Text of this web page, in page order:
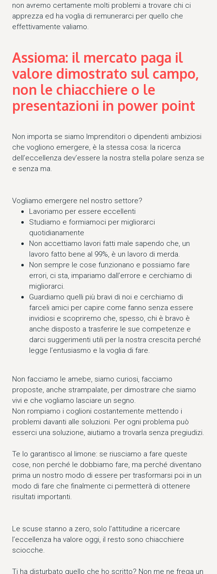
non avremo certamente molti problemi a trovare chi ci
apprezza ed ha voglia di remunerarci per quello che
effettivamente valiamo.
Assioma: il mercato paga il
valore dimostrato sul campo,
non le chiacchiere o le
presentazioni in power point
Non importa se siamo Imprenditori o dipendenti ambiziosi
che vogliono emergere, è la stessa cosa: la ricerca
dell’eccellenza dev’essere la nostra stella polare senza se
e senza ma.
Vogliamo emergere nel nostro settore?
Lavoriamo per essere eccellenti
Studiamo e formiamoci per migliorarci
quotidianamente
Non accettiamo lavori fatti male sapendo che, un
lavoro fatto bene al 99%, è un lavoro di merda.
Non sempre le cose funzionano e possiamo fare
errori, ci sta, impariamo dall’errore e cerchiamo di
migliorarci.
Guardiamo quelli più bravi di noi e cerchiamo di
farceli amici per capire come fanno senza essere
invidiosi e scopriremo che, spesso, chi è bravo è
anche disposto a trasferire le sue competenze e
darci suggerimenti utili per la nostra crescita perché
legge l’entusiasmo e la voglia di fare.
Non facciamo le amebe, siamo curiosi, facciamo
proposte, anche strampalate, per dimostrare che siamo
vivi e che vogliamo lasciare un segno.
Non rompiamo i coglioni costantemente mettendo i
problemi davanti alle soluzioni. Per ogni problema può
esserci una soluzione, aiutiamo a trovarla senza pregiudizi.
Te lo garantisco al limone: se riusciamo a fare queste
cose, non perché le dobbiamo fare, ma perché diventano
prima un nostro modo di essere per trasformarsi poi in un
modo di fare che finalmente ci permetterà di ottenere
risultati importanti.
Le scuse stanno a zero, solo l’attitudine a ricercare
l’eccellenza ha valore oggi, il resto sono chiacchiere
sciocche.
Ti ha disturbato quello che ho scritto? Non me ne frega un